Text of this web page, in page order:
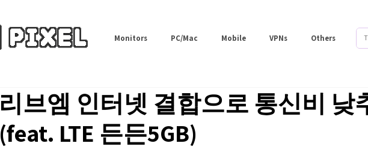
Monitors PC/Mac Mobile VPNs Others
리브엠 인터넷 결합으로 통신비 낮
(feat. LTE 든든5GB)